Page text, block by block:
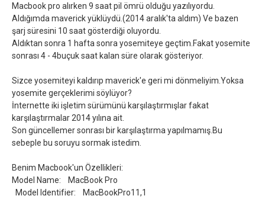
Macbook pro alırken 9 saat pil ömrü olduğu yazılıyordu.
Aldığımda maverick yüklüydü.(2014 aralık'ta aldım) Ve bazen
şarj süresini 10 saat gösterdiği oluyordu.
Aldıktan sonra 1 hafta sonra yosemiteye geçtim.Fakat yosemite
sonrası 4 - 4buçuk saat kalan süre olarak gösteriyor.
Sizce yosemiteyi kaldırıp maverick'e geri mi dönmeliyim.Yoksa
yosemite gerçeklerimi söylüyor?
İnternette iki işletim sürümünü karşılaştırmışlar fakat
karşılaştırmalar 2014 yılına ait.
Son güncellemer sonrası bir karşılaştırma yapılmamış.Bu
sebeple bu soruyu sormak istedim.
Benim Macbook'un Özellikleri:
Model Name: MacBook Pro
Model Identifier: MacBookPro11,1